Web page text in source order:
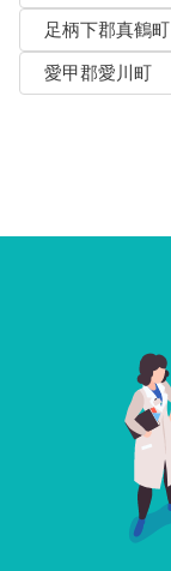
足柄下郡真鶴町
愛甲郡愛川町